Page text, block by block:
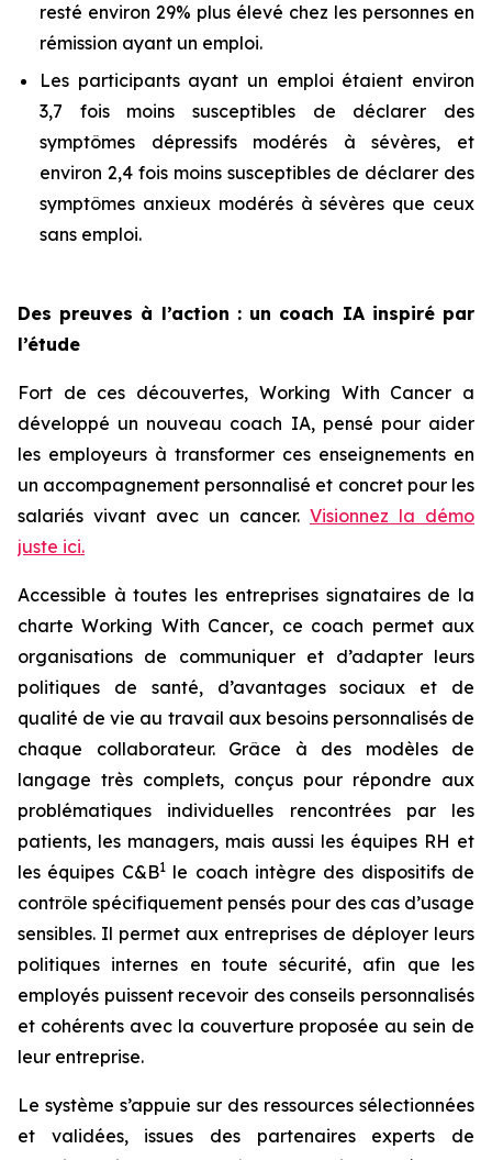
resté environ 29% plus élevé chez les personnes en
rémission ayant un emploi.
Les participants ayant un emploi étaient environ
3,7 fois moins susceptibles de déclarer des
symptômes dépressifs modérés à sévères, et
environ 2,4 fois moins susceptibles de déclarer des
symptômes anxieux modérés à sévères que ceux
sans emploi.
Des preuves à l’action : un coach IA inspiré par
l’étude
Fort de ces découvertes, Working With Cancer a
développé un nouveau coach IA, pensé pour aider
les employeurs à transformer ces enseignements en
un accompagnement personnalisé et concret pour les
salariés vivant avec un cancer. Visionnez la démo
juste ici.
Accessible à toutes les entreprises signataires de la
charteWorking With Cancer, ce coach permet aux
organisations de communiquer et d’adapter leurs
politiques de santé, d’avantages sociaux et de
qualité de vie au travail aux besoins personnalisés de
chaque collaborateur. Grâce à des modèles de
langage très complets, conçus pour répondre aux
problématiques individuelles rencontrées par les
patients, les managers, mais aussi les équipes RH et
les équipes C&B1le coach intègre des dispositifs de
contrôle spécifiquement pensés pour des cas d’usage
sensibles. Il permet aux entreprises de déployer leurs
politiques internes en toute sécurité, afin que les
employés puissent recevoir des conseils personnalisés
et cohérents avec la couverture proposée au sein de
leur entreprise.
Le système s’appuie sur des ressources sélectionnées
et validées, issues des partenaires experts de